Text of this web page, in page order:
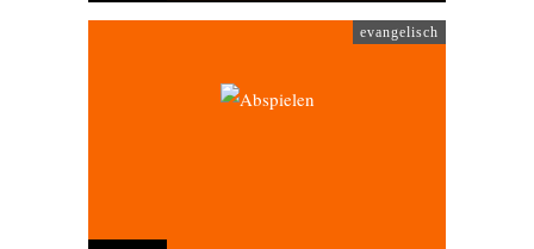
evangelisch